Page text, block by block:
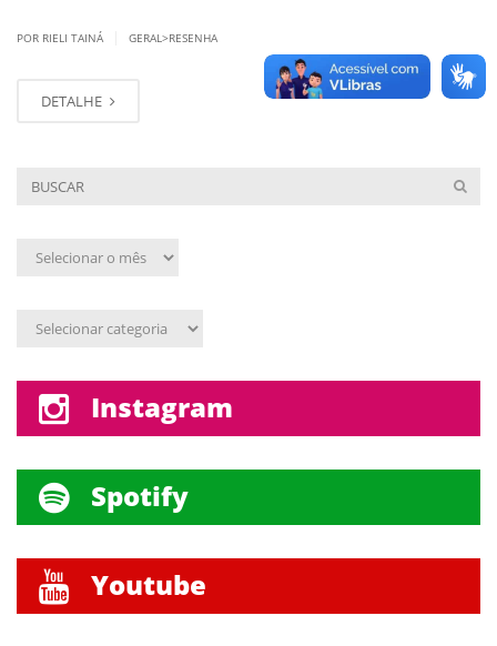
POR RIELI TAINÁ GERAL>RESENHA
DETALHE
Arquivo
Assunto
Instagram
Spotify
Youtube